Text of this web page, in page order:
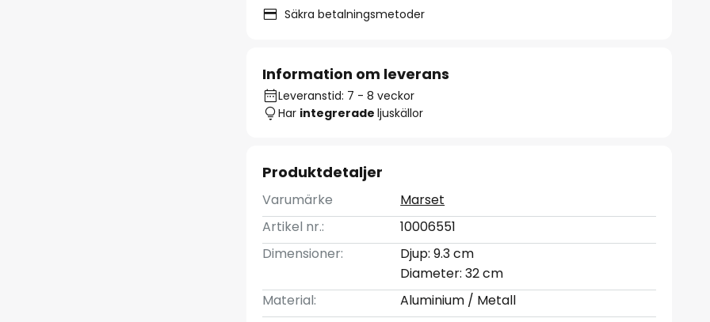
Säkra betalningsmetoder
Information om leverans
Leveranstid: 7 - 8 veckor
Har integreradeljuskällor
Produktdetaljer
Varumärke
Marset
Artikel nr.:
10006551
Dimensioner:
Djup: 9.3 cm
Diameter: 32 cm
Material:
Aluminium / Metall